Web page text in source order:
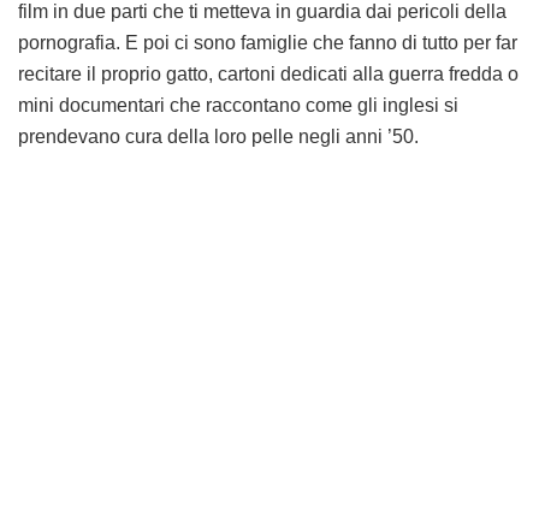
film in due parti che ti metteva in guardia dai pericoli della
pornografia. E poi ci sono famiglie che fanno di tutto per far
recitare il proprio gatto, cartoni dedicati alla guerra fredda o
mini documentari che raccontano come gli inglesi si
prendevano cura della loro pelle negli anni ’50.